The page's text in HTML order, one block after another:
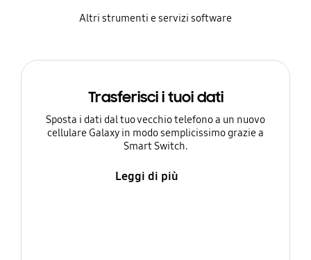
Altri strumenti e servizi software
Trasferisci i tuoi dati
Sposta i dati dal tuo vecchio telefono a un nuovo
cellulare Galaxy in modo semplicissimo grazie a
Smart Switch.
Leggi di più